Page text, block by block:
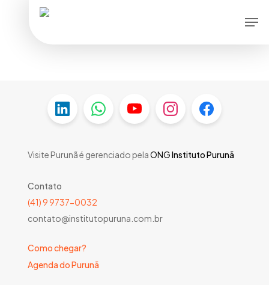
Visite Purunã é gerenciado pelaONGInstituto Purunã
Contato
(41) 9 9737-0032
contato@institutopuruna.com.br
Como chegar?
Agenda do Purunã